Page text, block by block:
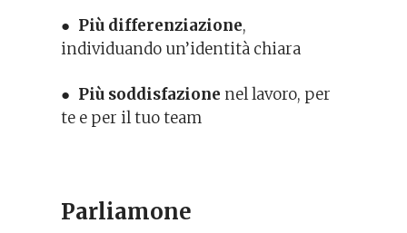
● Più differenziazione,
individuando un’identità chiara
● Più soddisfazione nel lavoro, per
te e per il tuo team
Parliamone